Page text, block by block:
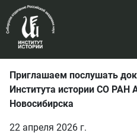
Приглашаем послушать
Института истории СО РАН
Новосибирска
22 апреля 2026 г.